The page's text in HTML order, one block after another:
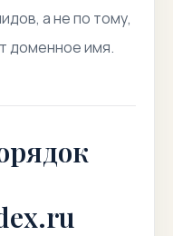
а не по тому,
доменное имя.